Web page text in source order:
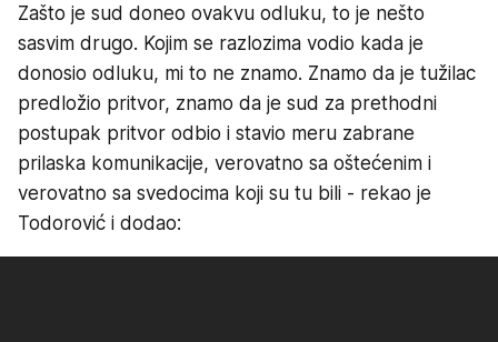
Zašto je sud doneo ovakvu odluku, to je nešto
sasvim drugo. Kojim se razlozima vodio kada je
donosio odluku, mi to ne znamo. Znamo da je tužilac
predložio pritvor, znamo da je sud za prethodni
postupak pritvor odbio i stavio meru zabrane
prilaska komunikacije, verovatno sa oštećenim i
verovatno sa svedocima koji su tu bili - rekao je
Todorović i dodao: